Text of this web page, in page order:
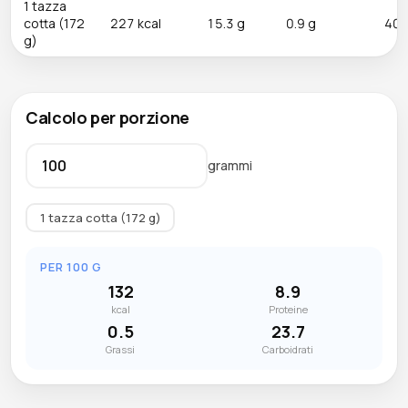
1 tazza
cotta (172
g)
227 kcal 15.3 g 0.9 g
Calcolo per porzione
grammi
1 tazza cotta (172 g)
PER 100 G
132
kcal
8.9
Proteine
0.5
Grassi
23.7
Carboidrati